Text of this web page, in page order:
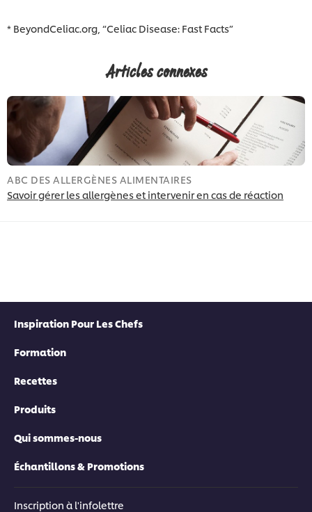
* BeyondCeliac.org, “Celiac Disease: Fast Facts”
Articles connexes
ABC DES ALLERGÈNES ALIMENTAIRES
Savoir gérer les allergènes et intervenir en cas de réaction
Inspiration Pour Les Chefs
Formation
Recettes
Produits
Qui sommes-nous
Échantillons & Promotions
Inscription à l'infolettre